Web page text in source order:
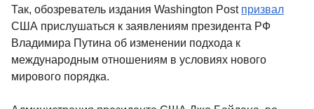
Так, обозреватель издания Washington Post призвал
США прислушаться к заявлениям президента РФ
Владимира Путина об изменении подхода к
международным отношениям в условиях нового
мирового порядка.